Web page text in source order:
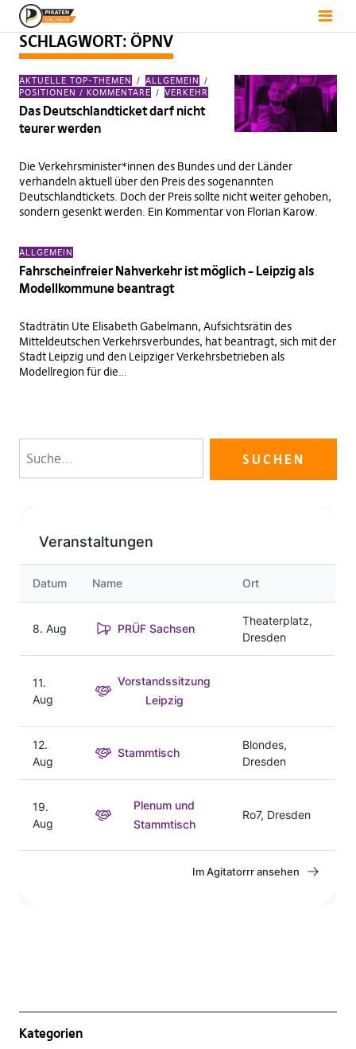
SCHLAGWORT: ÖPNV
AKTUELLE TOP-THEMEN
ALLGEMEIN
POSITIONEN / KOMMENTARE
VERKEHR
Das Deutschlandticket darf nicht
teurer werden
Die Verkehrsminister*innen des Bundes und der Länder
verhandeln aktuell über den Preis des sogenannten
Deutschlandtickets. Doch der Preis sollte nicht weiter gehoben,
sondern gesenkt werden. Ein Kommentar von Florian Karow.
ALLGEMEIN
Fahrscheinfreier Nahverkehr ist möglich – Leipzig als
Modellkommune beantragt
Stadträtin Ute Elisabeth Gabelmann, Aufsichtsrätin des
Mitteldeutschen Verkehrsverbundes, hat beantragt, sich mit der
Stadt Leipzig und den Leipziger Verkehrsbetrieben als
Modellregion für die…
Kategorien